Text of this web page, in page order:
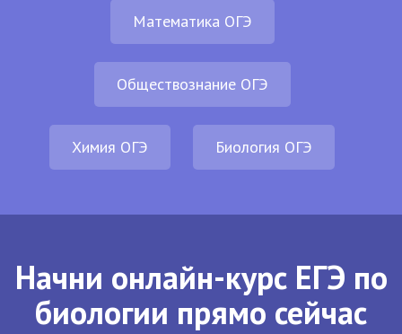
Математика ОГЭ
Обществознание ОГЭ
Химия ОГЭ Биология ОГЭ
Начни онлайн-курс ЕГЭ по
биологии прямо сейчас